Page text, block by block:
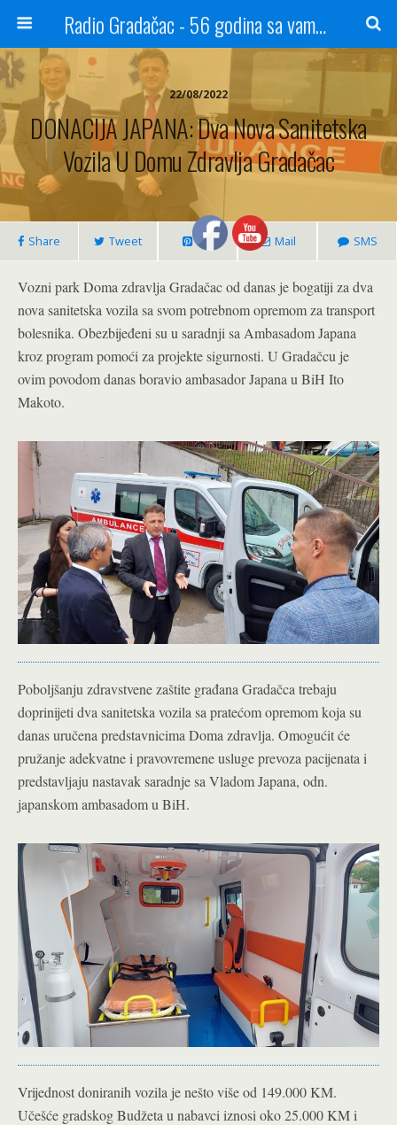
Radio Gradačac - 56 godina sa vama...
22/08/2022
DONACIJA JAPANA: Dva Nova Sanitetska
Vozila U Domu Zdravlja Gradačac
Share Tweet Pin Mail SMS
Vozni park Doma zdravlja Gradačac od danas je bogatiji za dva
nova sanitetska vozila sa svom potrebnom opremom za transport
bolesnika. Obezbijeđeni su u saradnji sa Ambasadom Japana
kroz program pomoći za projekte sigurnosti. U Gradačcu je
ovim povodom danas boravio ambasador Japana u BiH Ito
Makoto.
Poboljšanju zdravstvene zaštite građana Gradačca trebaju
doprinijeti dva sanitetska vozila sa pratećom opremom koja su
danas uručena predstavnicima Doma zdravlja. Omogućit će
pružanje adekvatne i pravovremene usluge prevoza pacijenata i
predstavljaju nastavak saradnje sa Vladom Japana, odn.
japanskom ambasadom u BiH.
Vrijednost doniranih vozila je nešto više od 149.000 KM.
Učešće gradskog Budžeta u nabavci iznosi oko 25.000 KM i